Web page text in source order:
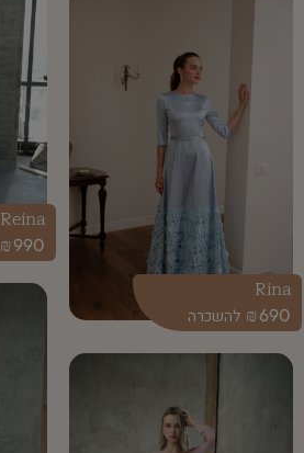
690
₪
Rina
990
₪
Reina